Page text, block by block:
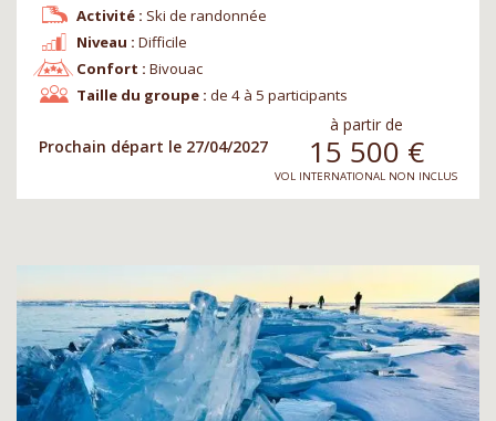
Niveau : Difficile
Confort : Bivouac
Activité : Ski de randonnée
Taille du groupe : de 4 à 5 participants
Prochain départ le 27/04/2027
à partir de
15 500 €
VOL INTERNATIONAL NON INCLUS